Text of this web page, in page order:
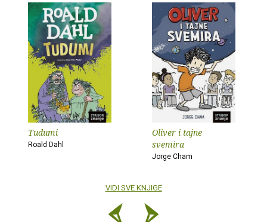
Tudumi
Roald Dahl
Oliver i tajne
svemira
Jorge Cham
VIDI SVE KNJIGE